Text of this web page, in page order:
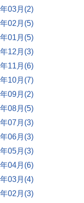
03月(2)
02月(5)
01月(5)
12月(3)
11月(6)
10月(7)
09月(2)
08月(5)
07月(3)
06月(3)
05月(3)
04月(6)
03月(4)
02月(3)